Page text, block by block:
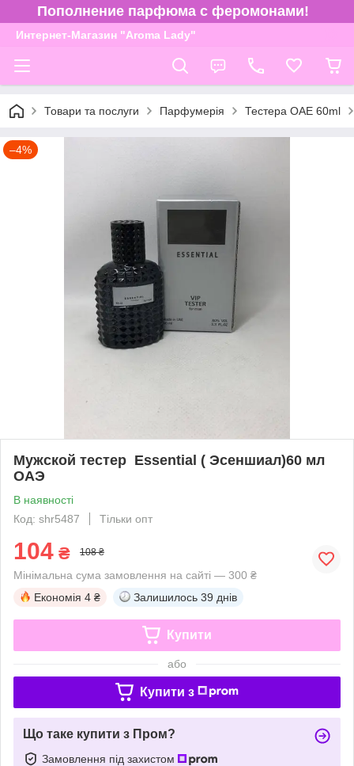
Пополнение парфюма с феромонами!
Интернет-Магазин "Aroma Lady"
Товари та послуги Парфумерія Тестера ОАЕ 60ml
–4%
Мужской тестер Essential ( Эсеншиал)60 мл
ОАЭ
В наявності
Код: shr5487
Тільки опт
104 ₴ 108 ₴
Мінімальна сума замовлення на сайті — 300 ₴
Економія 4 ₴ Залишилось 39 днів
Купити
або
Купити з
Що таке купити з Пром?
Замовлення під захистом